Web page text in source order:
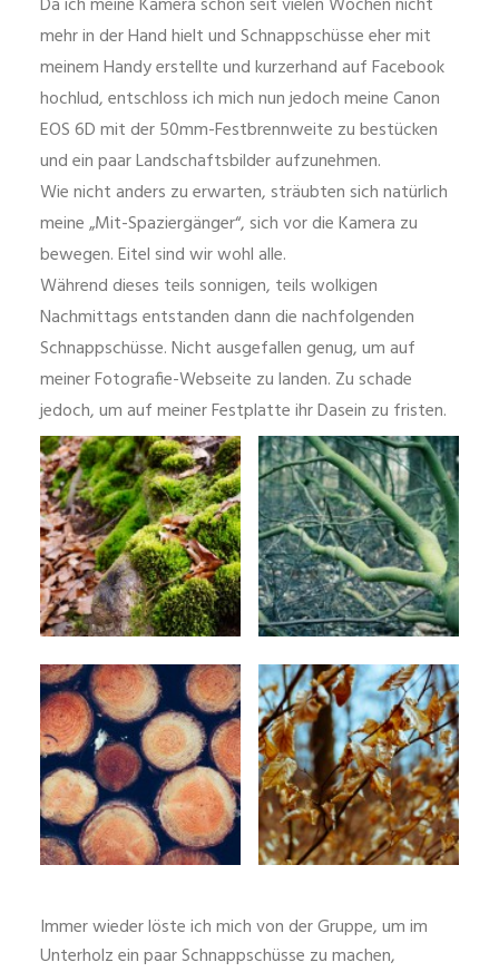
mehr in der Hand hielt und Schnappschüsse eher mit
meinem Handy erstellte und kurzerhand auf Facebook
hochlud, entschloss ich mich nun jedoch meine Canon
EOS 6D mit der 50mm-Festbrennweite zu bestücken
und ein paar Landschaftsbilder aufzunehmen.
Wie nicht anders zu erwarten, sträubten sich natürlich
meine „Mit-Spaziergänger“, sich vor die Kamera zu
bewegen. Eitel sind wir wohl alle.
Während dieses teils sonnigen, teils wolkigen
Nachmittags entstanden dann die nachfolgenden
Schnappschüsse. Nicht ausgefallen genug, um auf
meiner Fotografie-Webseite zu landen. Zu schade
jedoch, um auf meiner Festplatte ihr Dasein zu fristen.
Immer wieder löste ich mich von der Gruppe, um im
Unterholz ein paar Schnappschüsse zu machen,